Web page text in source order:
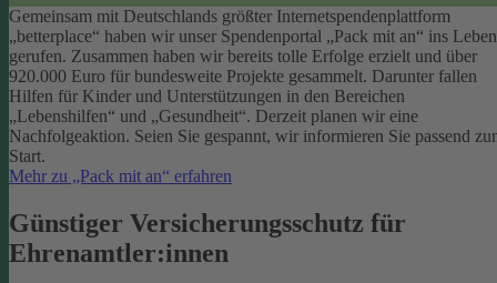
Gemeinsam mit Deutschlands größter Internetspendenplattform
„betterplace“ haben wir unser Spendenportal „Pack mit an“ ins Leben
gerufen. Zusammen haben wir bereits tolle Erfolge erzielt und über
920.000 Euro für bundesweite Projekte gesammelt. Darunter fallen
Hilfen für Kinder und Unterstützungen in den Bereichen
„Lebenshilfen“ und „Gesundheit“. Derzeit planen wir eine
Nachfolgeaktion. Seien Sie gespannt, wir informieren Sie passend
Start.
Mehr zu „Pack mit an“ erfahren
Günstiger Versicherungsschutz für
Ehrenamtler:innen